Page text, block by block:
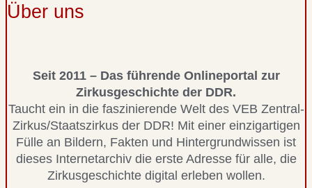
Über uns
Seit 2011 – Das führende Onlineportal zur
Zirkusgeschichte der DDR.
Taucht ein in die faszinierende Welt des VEB Zentral-
Zirkus/Staatszirkus der DDR! Mit einer einzigartigen
Fülle an Bildern, Fakten und Hintergrundwissen ist
dieses Internetarchiv die erste Adresse für alle, die
Zirkusgeschichte digital erleben wollen.